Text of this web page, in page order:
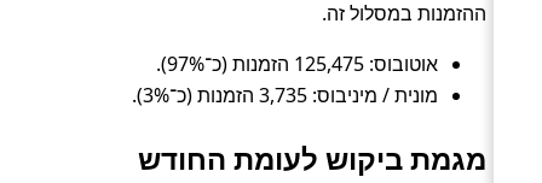
ההזמנות במסלול זה.
אוטובוס: 125,475 הזמנות (כ־97%).
מונית / מיניבוס: 3,735 הזמנות (כ־3%).
מגמת ביקוש לעומת החודש